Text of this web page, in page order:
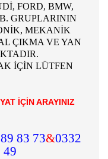
FORD, BMW,
GRUPLARININ
MEKANİK
ÇIKMA VE YAN
İÇİN LÜTFEN
İÇİN ARAYINIZ
83 73&0332
49